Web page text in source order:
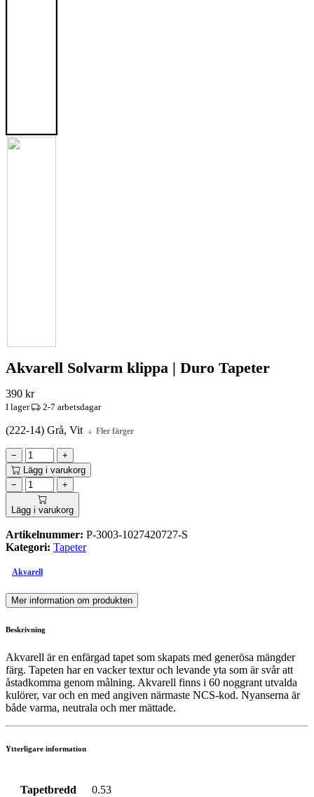
Akvarell Solvarm klippa | Duro Tapeter
390 kr
I lager 2-7 arbetsdagar
(222-14) Grå, Vit Fler färger
−
+
Lägg i varukorg
−
+
Lägg i varukorg
Artikelnummer: P-3003-1027420727-S
Kategori: Tapeter
Akvarell
Mer information om produkten
Beskrivning
Akvarell är en enfärgad tapet som skapats med generösa mängder
färg. Tapeten har en vacker textur och levande yta som är svår att
åstadkomma genom målning. Akvarell finns i 60 noggrant utvalda
kulörer, var och en med angiven närmaste NCS-kod. Nyanserna är
både varma, neutrala och mer mättade.
Ytterligare information
Tapetbredd 0.53